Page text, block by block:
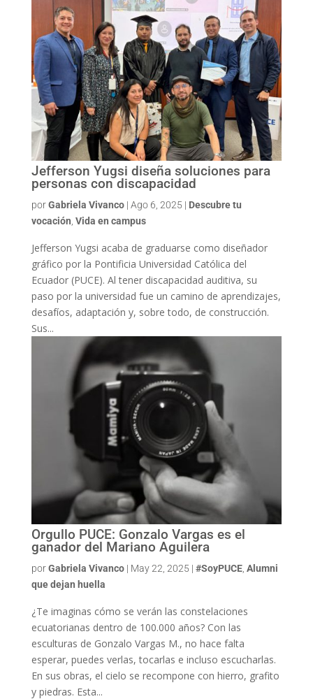
Jefferson Yugsi diseña soluciones para
personas con discapacidad
porGabriela Vivanco| Ago 6, 2025 | Descubre tu
vocación Vida en campus
Jefferson Yugsi acaba de graduarse como diseñador
gráfico por la Pontificia Universidad Católica del
Ecuador (PUCE). Al tener discapacidad auditiva, su
paso por la universidad fue un camino de aprendizajes,
desafíos, adaptación y, sobre todo, de construcción.
Sus...
Orgullo PUCE: Gonzalo Vargas es el
ganador del Mariano Aguilera
porGabriela Vivanco| May 22, 2025 | #SoyPUCE, Alumni
que dejan huella
¿Te imaginas cómo se verán las constelaciones
ecuatorianas dentro de 100.000 años? Con las
esculturas de Gonzalo Vargas M., no hace falta
esperar, puedes verlas, tocarlas e incluso escucharlas.
En sus obras, el cielo se recompone con hierro, grafito
y piedras. Esta...